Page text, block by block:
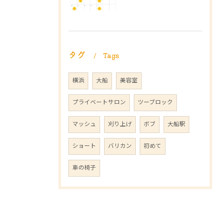
タグ Tags
横浜 大船 美容室
プライベートサロン ツーブロック
マッシュ 刈り上げ ボブ 大船駅
ショート バリカン 初めて
車の椅子